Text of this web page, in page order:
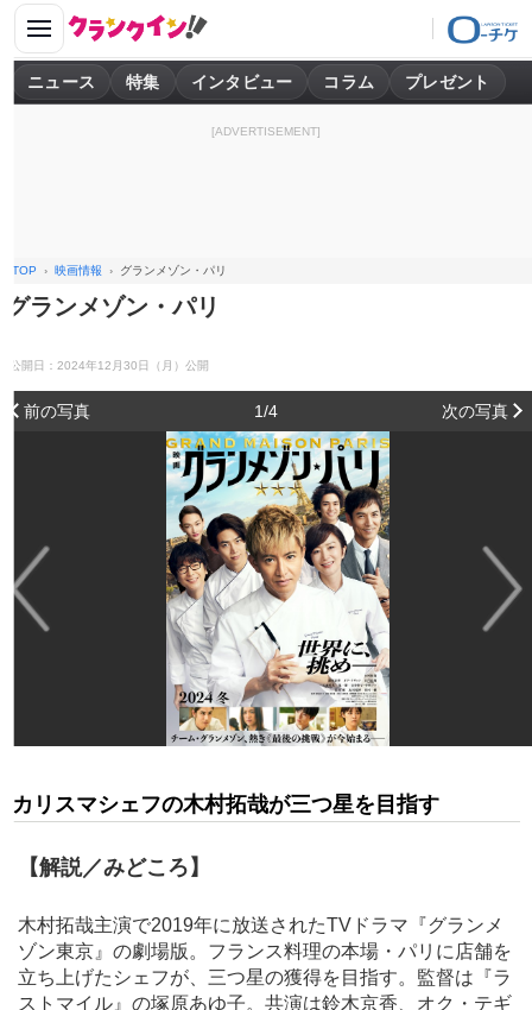
ニュース 特集 インタビュー コラム プレゼント
[ADVERTISEMENT]
TOP 映画情報 グランメゾン・パリ
グランメゾン・パリ
公開日：2024年12月30日（月）公開
前の写真 1/4 次の写真
カリスマシェフの木村拓哉が三つ星を目指す
【解説／みどころ】
木村拓哉主演で2019年に放送されたTVドラマ『グランメ
ゾン東京』の劇場版。フランス料理の本場・パリに店舗を
立ち上げたシェフが、三つ星の獲得を目指す。監督は『ラ
ストマイル』の塚原あゆ子。共演は鈴木京香、オク・テギ